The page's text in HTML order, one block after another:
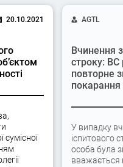
20.10.2021
сумісної
AGTL
Вчинення
строку: ВС
повторне
У випадку
іспитового
особа була
вважається